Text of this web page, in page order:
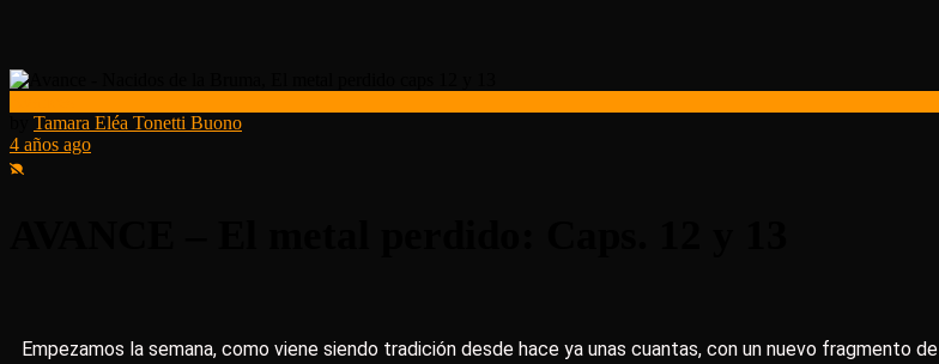
Tamara Eléa Tonetti Buono
4 años ago
Empezamos la semana, como viene siendo tradición desde hace ya unas cuantas, con un nuevo fragmento de